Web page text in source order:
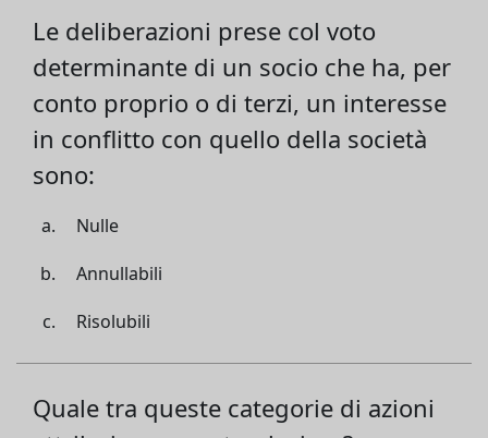
Le deliberazioni prese col voto
determinante di un socio che ha, per
conto proprio o di terzi, un interesse
in conflitto con quello della società
sono:
Nulle
Annullabili
Risolubili
Quale tra queste categorie di azioni